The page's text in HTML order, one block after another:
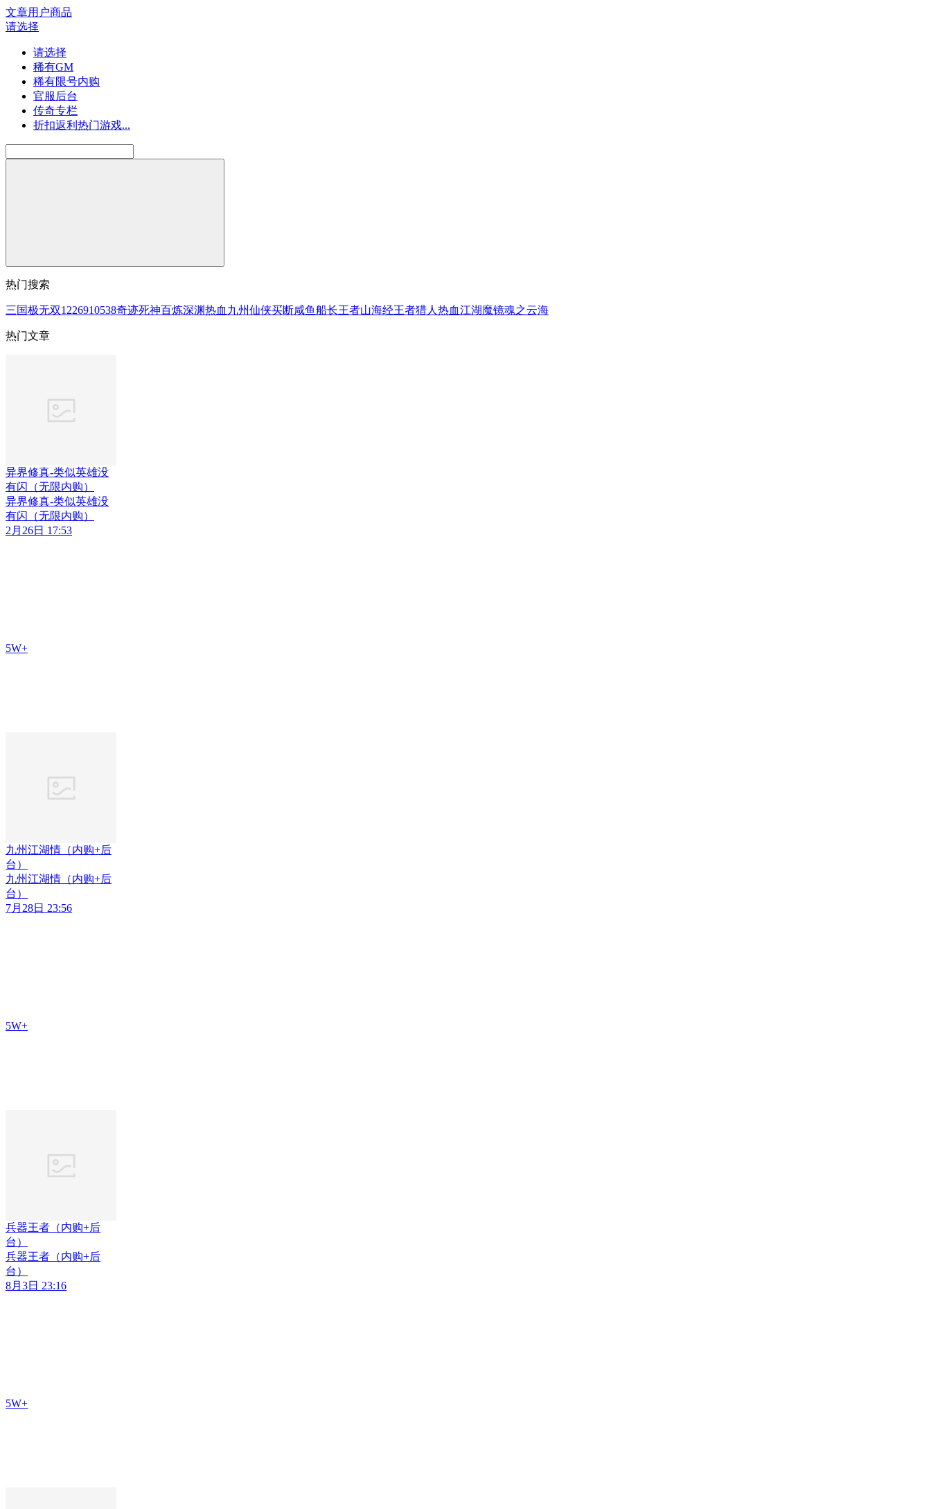
文章用户商品
请选择
请选择
稀有GM
稀有限号内购
官服后台
传奇专栏
折扣返利热门游戏...
热门搜索
三国极无双1226910538奇迹死神百炼深渊热血 九州仙侠买断咸鱼船长王者山海经王者猎人 热血江湖魔镜魂之云海
热门文章
异界修真-类似英雄没
有闪（无限内购）
异界修真-类似英雄没
有闪（无限内购）
2月26日 17:53
5W+
九州江湖情（内购+后
台）
九州江湖情（内购+后
台）
7月28日 23:56
5W+
兵器王者（内购+后
台）
兵器王者（内购+后
台）
8月3日 23:16
5W+